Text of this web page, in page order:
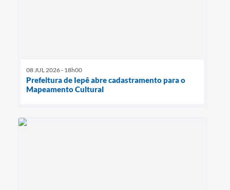
08 JUL 2026 - 18h00
Prefeitura de Iepê abre cadastramento para o
Mapeamento Cultural